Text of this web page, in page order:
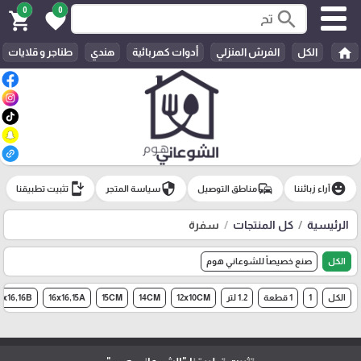
search
0
favorite
0
shopping_cart
home الكل الفرش المنزلي أدوات كهربائية هندي طناجر و قلايات
emoji_emotionsآراء زبائننا commuteمناطق التوصيل securityسياسة المتجر install_mobile تثبيت تطبيقنا
الرئيسية كل المنتجات سفرة
الكل صنع خصيصاً للشوعاني هوم
الكل 1 1 قطعة 1.2 لتر 12x10CM
14CM
15CM
16x16,15A